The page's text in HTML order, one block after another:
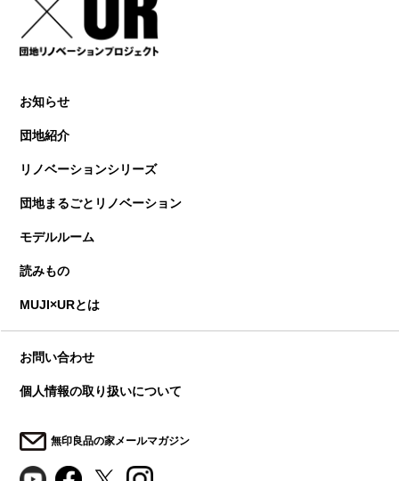
お知らせ
団地紹介
リノベーションシリーズ
団地まるごとリノベーション
モデルルーム
読みもの
MUJI×URとは
お問い合わせ
個人情報の取り扱いについて
無印良品の家メールマガジン